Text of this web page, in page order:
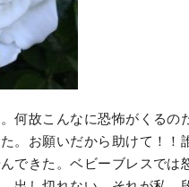
何故こんなに恐怖がくる
。お願いだから助けて！
できた。ベビーブレスで